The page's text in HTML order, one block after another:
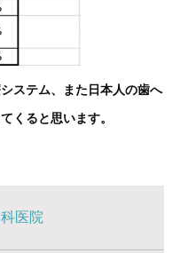
ステム、また日本人の歯へ
くると思います。
医院